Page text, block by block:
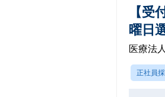
【
曜日
医療法
正社員